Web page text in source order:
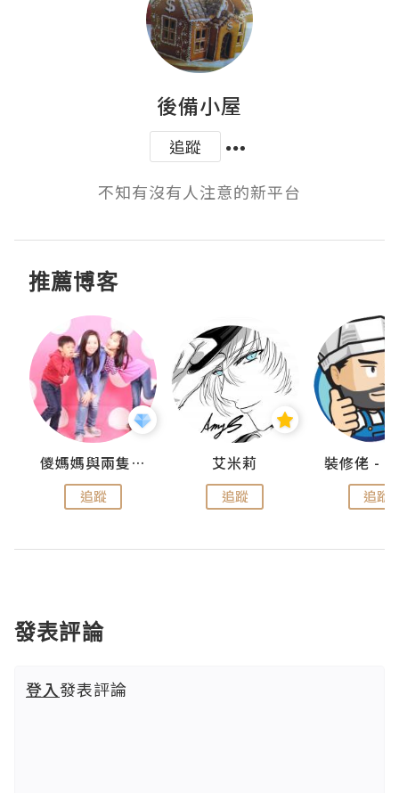
後備小屋
追蹤
不知有沒有人注意的新平台
推薦博客
儍媽媽與兩隻小魔怪之家
追蹤
艾米莉
追蹤 追蹤
發表評論
登入發表評論